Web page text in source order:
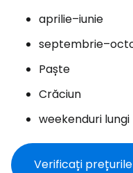
aprilie–iunie
Paște
Crăciun
weekenduri lungi
Verificați